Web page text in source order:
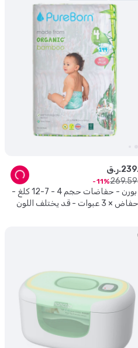
بيور بورن - حفاضات حجم 4 - 7-12 كلغ -
ر.ق.239
269.59
11